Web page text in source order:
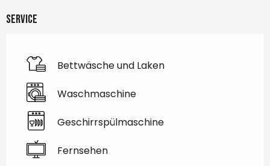
Service
Bettwäsche und Laken
Waschmaschine
Geschirrspülmaschine
Fernsehen